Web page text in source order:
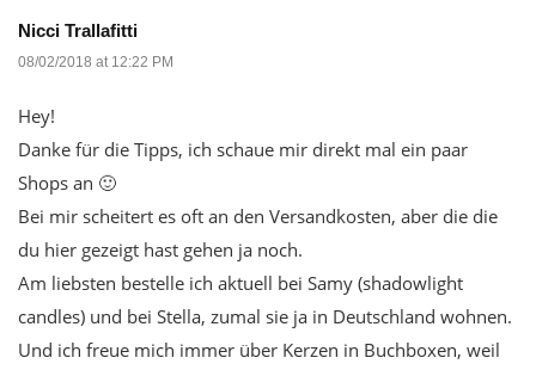
Nicci Trallafitti
08/02/2018 at 12:22 PM
Hey!
Danke für die Tipps, ich schaue mir direkt mal ein paar
Shops an 🙂
Bei mir scheitert es oft an den Versandkosten, aber die die
du hier gezeigt hast gehen ja noch.
Am liebsten bestelle ich aktuell bei Samy (shadowlight
candles) und bei Stella, zumal sie ja in Deutschland wohnen.
Und ich freue mich immer über Kerzen in Buchboxen, weil